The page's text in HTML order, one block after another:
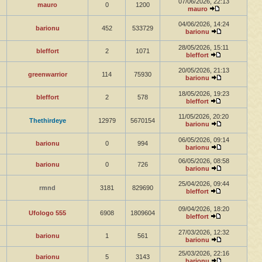
mauro 0 1200
mauro
barionu 452 533729
04/06/2026, 14:24
barionu
bleffort 2 1071
28/05/2026, 15:11
bleffort
greenwarrior 114 75930
20/05/2026, 21:13
barionu
bleffort 2 578
18/05/2026, 19:23
bleffort
Thethirdeye 12979 5670154
11/05/2026, 20:20
barionu
barionu 0 994
06/05/2026, 09:14
barionu
barionu 0 726
06/05/2026, 08:58
barionu
rmnd 3181 829690
25/04/2026, 09:44
bleffort
Ufologo 555 6908 1809604
09/04/2026, 18:20
bleffort
barionu 1 561
27/03/2026, 12:32
barionu
barionu 5 3143
25/03/2026, 22:16